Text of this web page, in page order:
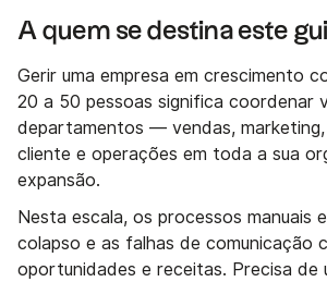
A quem se destina este
Gerir uma empresa em crescimento
20 a 50 pessoas significa coordenar
departamentos — vendas,
cliente e operações em toda a sua
expansão.
Nesta escala, os processos manuais
colapso e as falhas de comunicação
oportunidades e receitas. Precisa de